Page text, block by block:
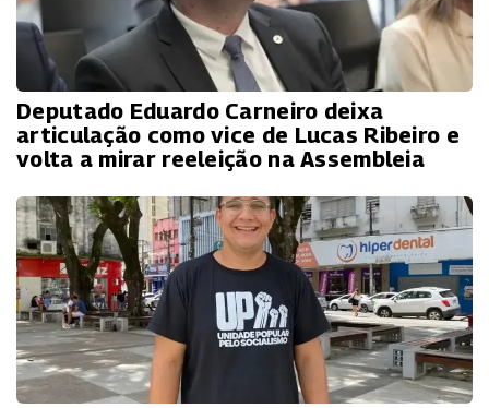
Deputado Eduardo Carneiro deixa
articulação como vice de Lucas Ribeiro e
volta a mirar reeleição na Assembleia